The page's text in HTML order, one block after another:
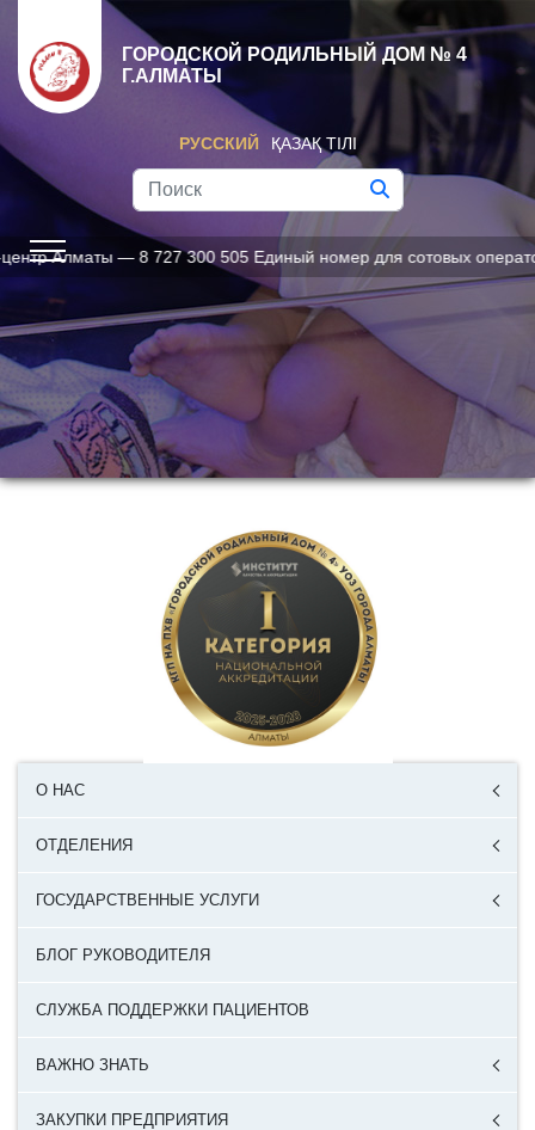
ГОРОДСКОЙ РОДИЛЬНЫЙ ДОМ № 4
Г.АЛМАТЫ
РУССКИЙ ҚАЗАҚ ТІЛІ
— 8 727 300 505 Единый номер для сотовых операторов
О НАС
ОТДЕЛЕНИЯ
ГОСУДАРСТВЕННЫЕ УСЛУГИ
БЛОГ РУКОВОДИТЕЛЯ
СЛУЖБА ПОДДЕРЖКИ ПАЦИЕНТОВ
ВАЖНО ЗНАТЬ
ЗАКУПКИ ПРЕДПРИЯТИЯ